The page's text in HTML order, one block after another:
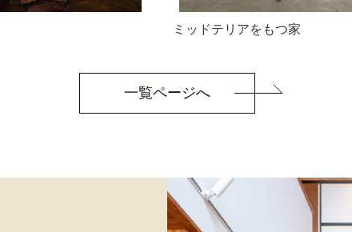
ミッドテリアをもつ家
一覧ページへ